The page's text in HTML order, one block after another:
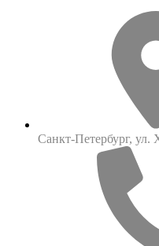
Санкт-Петербург, ул.